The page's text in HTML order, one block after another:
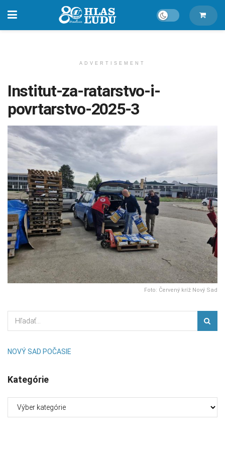
ADVERTISEMENT
Institut-za-ratarstvo-i-
povrtarstvo-2025-3
Foto: Červený kríž Nový Sad
NOVÝ SAD POČASIE
Kategórie